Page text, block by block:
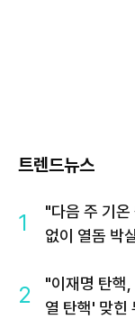
트렌드뉴스
1
"다음 주 기
없이 열돔 박
2
"이재명 탄핵
열 탄핵' 맞힌